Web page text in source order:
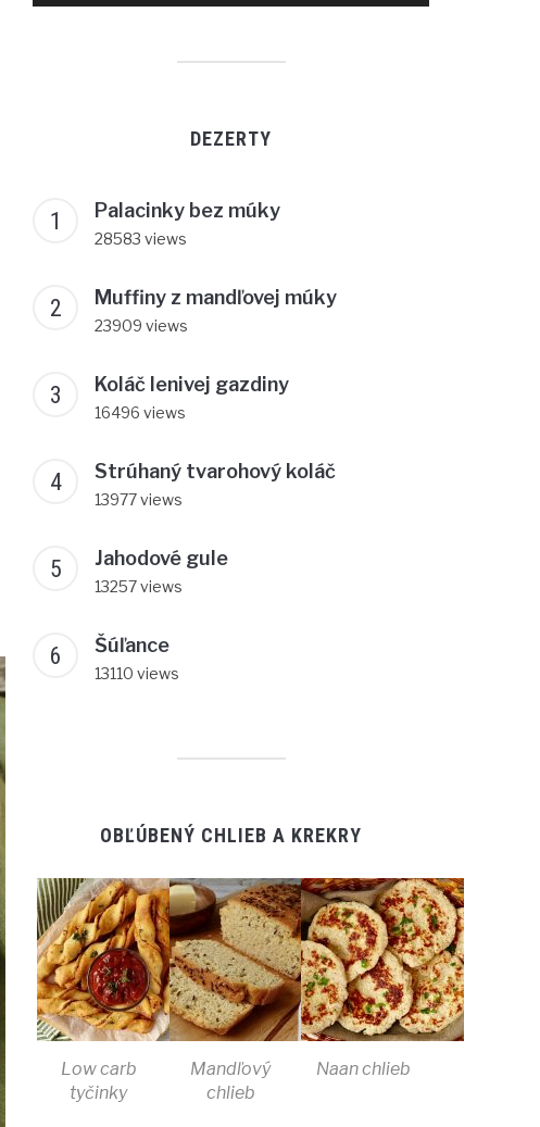
DEZERTY
Palacinky bez múky
28583 views
Muffiny z mandľovej múky
23909 views
Koláč lenivej gazdiny
16496 views
Strúhaný tvarohový koláč
13977 views
Jahodové gule
13257 views
Šúľance
13110 views
OBĽÚBENÝ CHLIEB A KREKRY
Low carb
tyčinky
Mandľový
chlieb
Naan chlieb